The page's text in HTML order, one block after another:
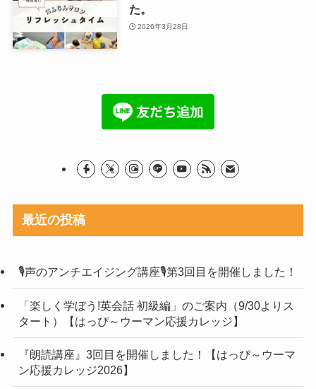
た。
2026年3月28日
最近の投稿
🎙声のアンチエイジング講座🎙第3回目を開催しました！
「楽しく学ぼう!英会話 初級編」のご案内（9/30よりス
タート）【はっぴ～ウーマン応援カレッジ】
『朗読講座』3回目を開催しました！【はっぴ～ウーマ
ン応援カレッジ2026】